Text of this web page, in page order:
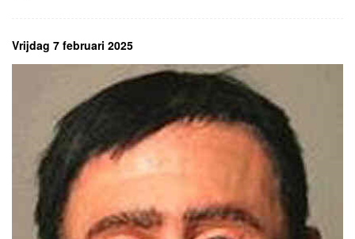
Vrijdag 7 februari 2025